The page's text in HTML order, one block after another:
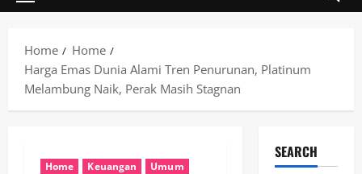
Primary
Home
Home
Harga Emas Dunia Alami Tren Penurunan, Platinum
Melambung Naik, Perak Masih Stagnan
Home Keuangan Umum
SEARCH